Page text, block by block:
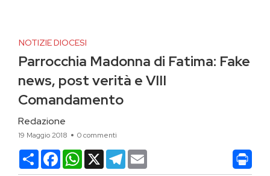
NOTIZIE DIOCESI
Parrocchia Madonna di Fatima: Fake
news, post verità e VIII
Comandamento
Redazione
19 Maggio 2018 0 commenti
CondividiFacebookWhatsApp
X Telegram